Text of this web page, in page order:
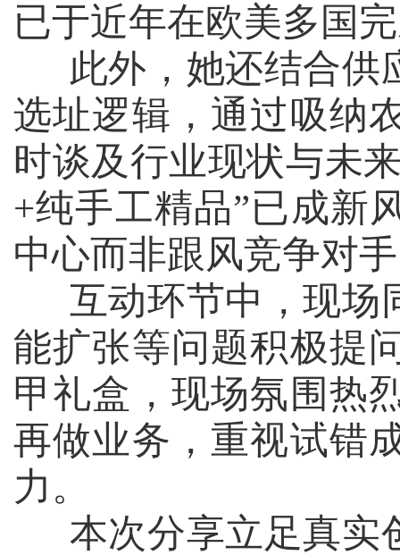
已于近年在欧美多国
此外，她还结合供
选址逻辑，通过吸纳
时谈及行业现状与未
+纯手工精品”已成新
中心而非跟风竞争对
互动环节中，现场
能扩张等问题积极提
甲礼盒，现场氛围热
再做业务，重视试错
力。
本次分享立足真实